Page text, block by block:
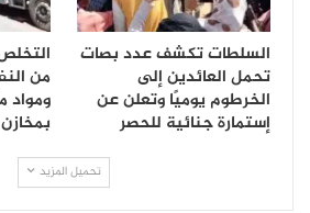
السلطات تكشف عدد بصات
تحمل العائدين إلى
الخرطوم يوميًا وتعلن عن
إستمارة جنائية للحصر
من
ومواد
تحميل المزيد